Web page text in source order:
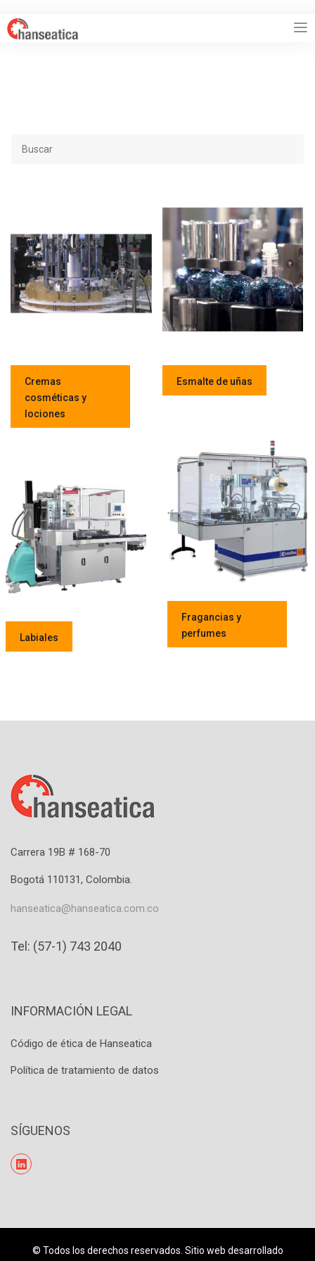
Cremas
cosméticas y
lociones
Esmalte de uñas
Fragancias y
perfumes
Labiales
Carrera 19B # 168-70
Bogotá 110131, Colombia.
hanseatica@hanseatica.com.co
Tel: (57-1) 743 2040
INFORMACIÓN LEGAL
Código de ética de Hanseatica
Política de tratamiento de datos
SÍGUENOS
© Todos los derechos reservados. Sitio web desarrollado